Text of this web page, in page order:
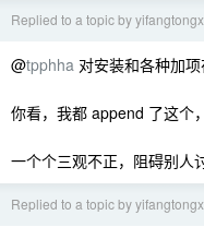
Replied to a topic by
@tpphha 对安装和各种加
你看，我都 append 了这个
一个个三观不正，阻碍别人
Replied to a topic by